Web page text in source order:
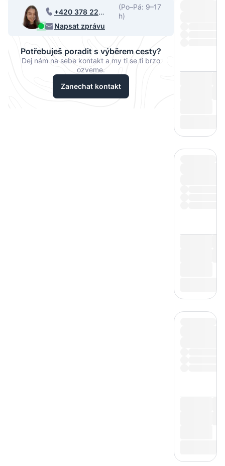
+420 378 220
068
(Po–Pá: 9–17
h)
Napsat zprávu
Potřebuješ poradit s výběrem cesty?
Dej nám na sebe kontakt a my ti se ti brzo
ozveme.
Zanechat kontakt